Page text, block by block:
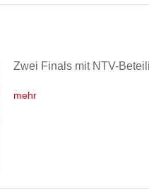
Zwei Finals mit NTV-
mehr